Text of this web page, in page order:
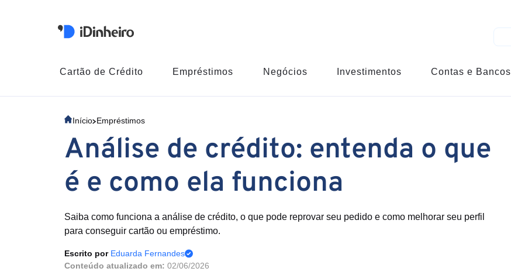
Cartão de Crédito Empréstimos Negócios Investimentos Contas e Bancos
Início Empréstimos
Análise de crédito: entenda o que
é e como ela funciona
Saiba como funciona a análise de crédito, o que pode reprovar seu pedido e como melhorar seu perfil
para conseguir cartão ou empréstimo.
Escrito por Eduarda Fernandes
Conteúdo atualizado em: 02/06/2026